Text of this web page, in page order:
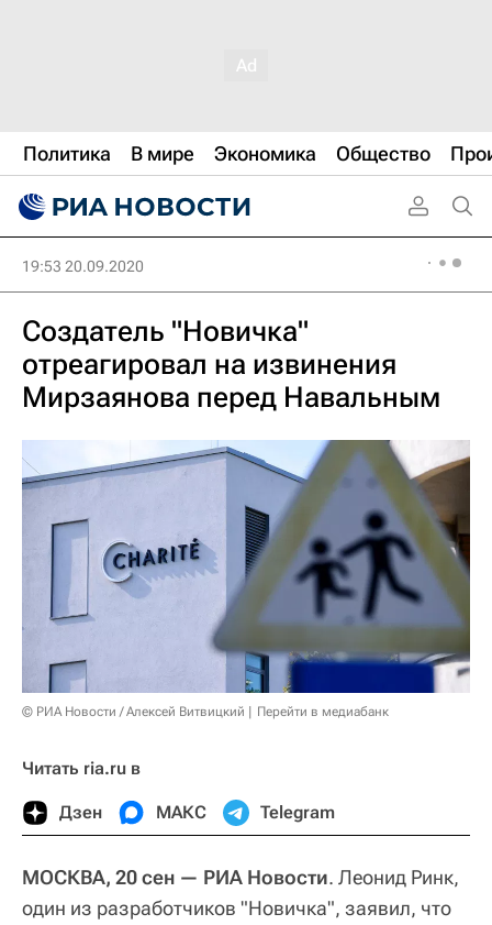
Политика В мире Экономика Общество
19:53 20.09.2020
Создатель "Новичка"
отреагировал на извинения
Мирзаянова перед Навальным
© РИА Новости / Алексей Витвицкий Перейти в медиабанк
Читать ria.ru в
Дзен МАКС Telegram
МОСКВА, 20 сен — РИА Новости. Леонид Ринк,
один из разработчиков "Новичка", заявил, что